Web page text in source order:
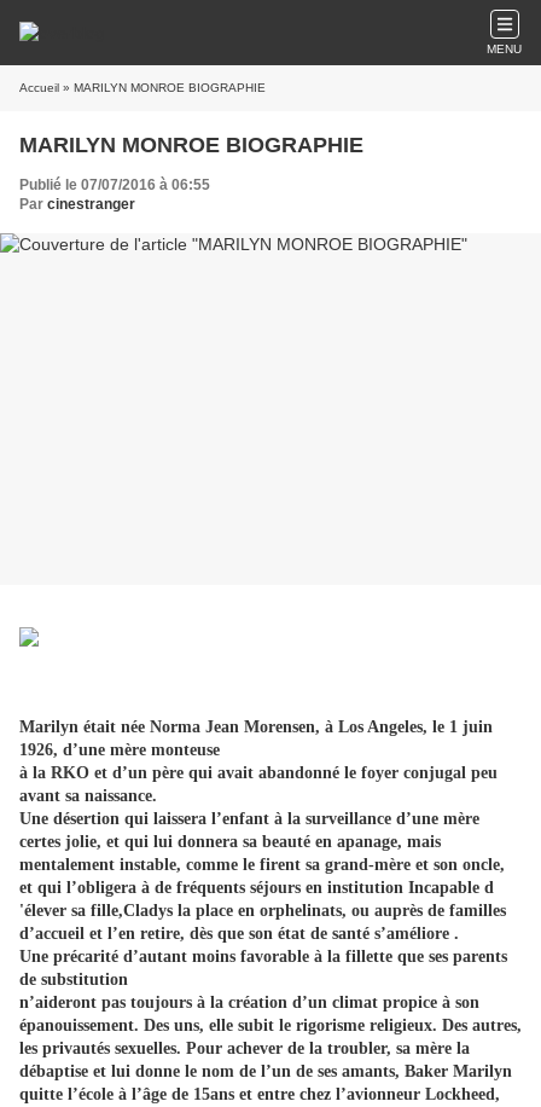
MENU
Accueil » MARILYN MONROE BIOGRAPHIE
MARILYN MONROE BIOGRAPHIE
Publié le 07/07/2016 à 06:55
Par cinestranger
Marilyn était née Norma Jean Morensen, à Los Angeles, le 1 juin
1926, d’une mère monteuse
à la RKO et d’un père qui avait abandonné le foyer conjugal peu
avant sa naissance.
Une désertion qui laissera l’enfant à la surveillance d’une mère
certes jolie, et qui lui donnera sa beauté en apanage, mais
mentalement instable, comme le firent sa grand-mère et son oncle,
et qui l’obligera à de fréquents séjours en institution Incapable d
'élever sa fille,Cladys la place en orphelinats, ou auprès de familles
d’accueil et l’en retire, dès que son état de santé s’améliore .
Une précarité d’autant moins favorable à la fillette que ses parents
de substitution
n’aideront pas toujours à la création d’un climat propice à son
épanouissement. Des uns, elle subit le rigorisme religieux. Des autres,
les privautés sexuelles. Pour achever de la troubler, sa mère la
débaptise et lui donne le nom de l’un de ses amants, Baker Marilyn
quitte l’école à l’âge de 15ans et entre chez l’avionneur Lockheed,